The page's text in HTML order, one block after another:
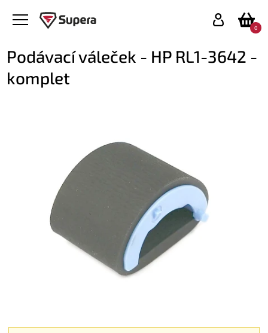
0
Podávací váleček - HP RL1-3642 -
komplet